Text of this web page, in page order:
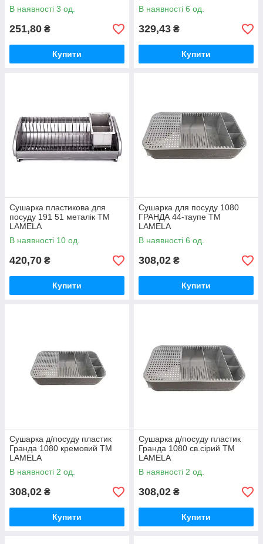
В наявності 3 од.
251,80 ₴
Купити
В наявності 6 од.
329,43 ₴
Купити
Сушарка пластикова для
посуду 191 51 металік ТМ
LAMELA
В наявності 10 од.
420,70 ₴
Купити
Сушарка для посуду 1080
ГРАНДА 44-таупе ТМ
LAMELA
В наявності 6 од.
308,02 ₴
Купити
Сушарка д/посуду пластик
Гранда 1080 кремовий ТМ
LAMELA
В наявності 2 од.
308,02 ₴
Купити
Сушарка д/посуду пластик
Гранда 1080 св.сірий ТМ
LAMELA
В наявності 2 од.
308,02 ₴
Купити